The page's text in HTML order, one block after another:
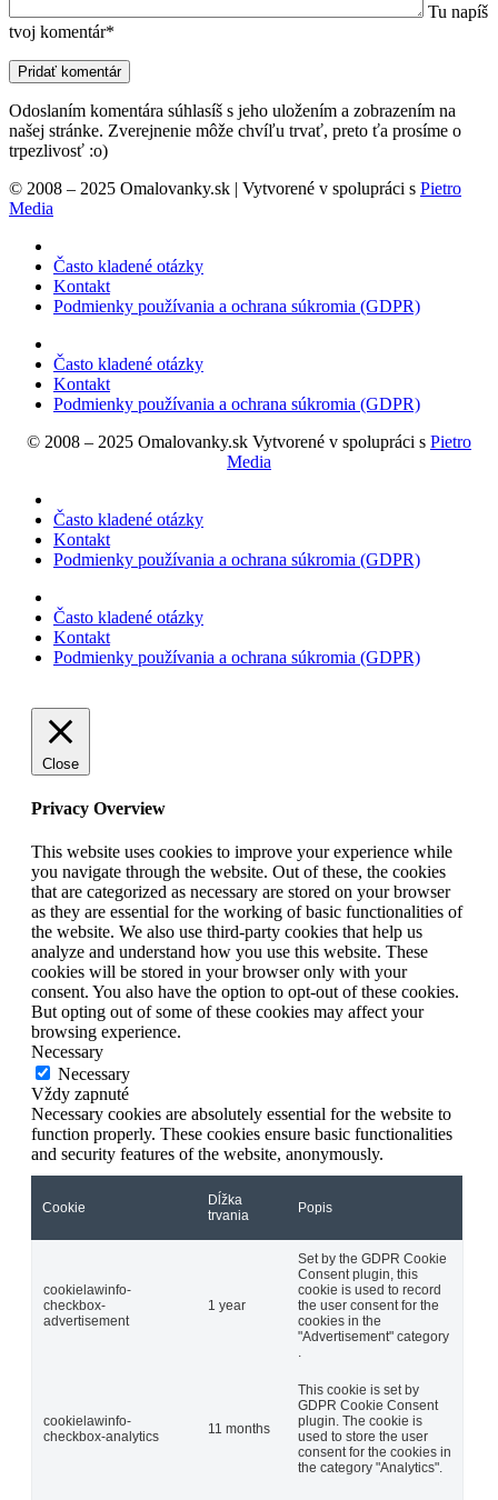
Tu napíš
tvoj komentár*
Odoslaním komentára súhlasíš s jeho uložením a zobrazením na
našej stránke. Zverejnenie môže chvíľu trvať, preto ťa prosíme o
trpezlivosť :o)
© 2008 – 2025 Omalovanky.sk | Vytvorené v spolupráci s Pietro
Media
Často kladené otázky
Kontakt
Podmienky používania a ochrana súkromia (GDPR)
Často kladené otázky
Kontakt
Podmienky používania a ochrana súkromia (GDPR)
© 2008 – 2025 Omalovanky.sk Vytvorené v spolupráci s Pietro
Media
Často kladené otázky
Kontakt
Podmienky používania a ochrana súkromia (GDPR)
Často kladené otázky
Kontakt
Podmienky používania a ochrana súkromia (GDPR)
Close
Privacy Overview
This website uses cookies to improve your experience while
you navigate through the website. Out of these, the cookies
that are categorized as necessary are stored on your browser
as they are essential for the working of basic functionalities of
the website. We also use third-party cookies that help us
analyze and understand how you use this website. These
cookies will be stored in your browser only with your
consent. You also have the option to opt-out of these cookies.
But opting out of some of these cookies may affect your
browsing experience.
Necessary
Necessary
Vždy zapnuté
Necessary cookies are absolutely essential for the website to
function properly. These cookies ensure basic functionalities
and security features of the website, anonymously.
Cookie
Dĺžka
trvania
Popis
cookielawinfo-
checkbox-
advertisement
1 year
Set by the GDPR Cookie
Consent plugin, this
cookie is used to record
the user consent for the
cookies in the
"Advertisement" category
.
cookielawinfo-
checkbox-analytics
11 months
This cookie is set by
GDPR Cookie Consent
plugin. The cookie is
used to store the user
consent for the cookies in
the category "Analytics".